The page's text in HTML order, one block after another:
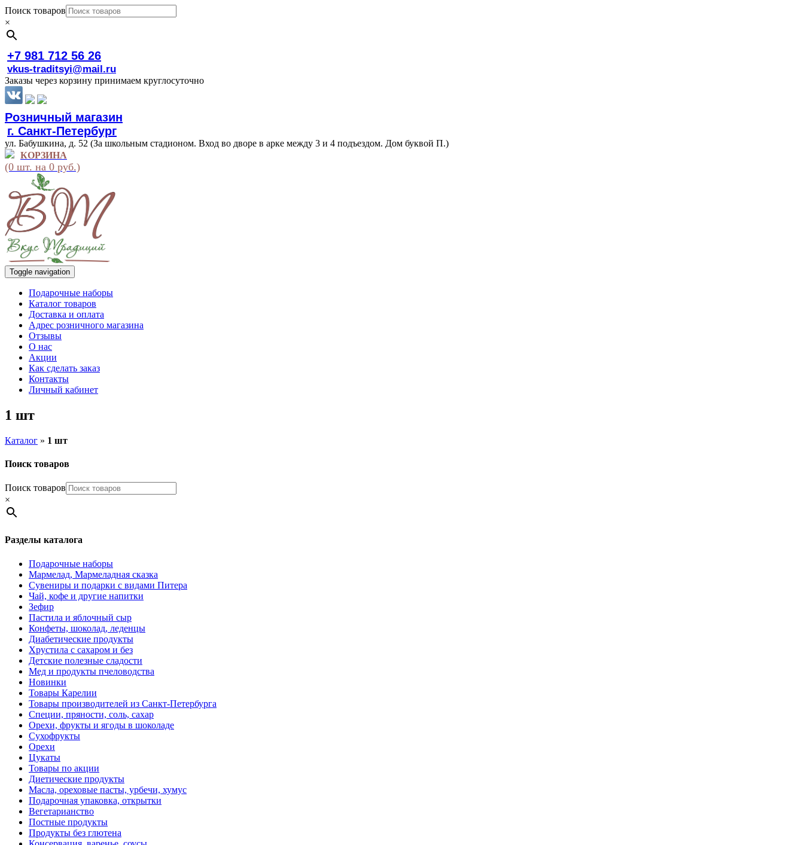
Поиск товаров
×
+7 981 712 56 26
vkus-traditsyi@mail.ru
Заказы через корзину принимаем круглосуточно
Розничный магазин
г. Санкт-Петербург
ул. Бабушкина, д. 52 (За школьным стадионом. Вход во дворе в арке между 3 и 4 подъездом. Дом буквой П.)
КОРЗИНА
(0 шт. на 0 руб.)
Toggle navigation
Подарочные наборы
Каталог товаров
Доставка и оплата
Адрес розничного магазина
Отзывы
О нас
Акции
Как сделать заказ
Контакты
Личный кабинет
1 шт
Каталог » 1 шт
Поиск товаров
Поиск товаров
×
Разделы каталога
Подарочные наборы
Мармелад, Мармеладная сказка
Сувениры и подарки с видами Питера
Чай, кофе и другие напитки
Зефир
Пастила и яблочный сыр
Конфеты, шоколад, леденцы
Диабетические продукты
Хрустила с сахаром и без
Детские полезные сладости
Мед и продукты пчеловодства
Новинки
Товары Карелии
Товары производителей из Санкт-Петербурга
Специи, пряности, соль, сахар
Орехи, фрукты и ягоды в шоколаде
Сухофрукты
Орехи
Цукаты
Товары по акции
Диетические продукты
Масла, ореховые пасты, урбечи, хумус
Подарочная упаковка, открытки
Вегетарианство
Постные продукты
Продукты без глютена